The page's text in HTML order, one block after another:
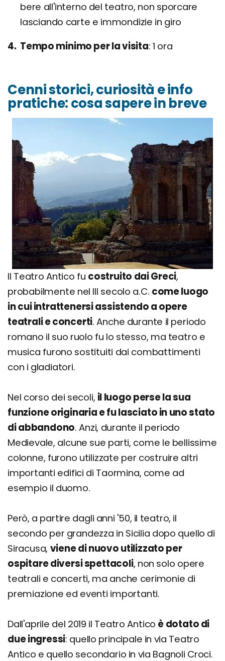
bere all'interno del teatro, non sporcare
lasciando carte e immondizie in giro
Tempo minimo per la visita 1 ora
Cenni storici, curiosità e info
pratiche: cosa sapere in breve
Il Teatro Antico fu costruito dai Greci,
probabilmente nel III secolo a.C. come luogo
in cui intrattenersi assistendo a opere
teatrali e concerti. Anche durante il periodo
romano il suo ruolo fu lo stesso, ma teatro e
musica furono sostituiti dai combattimenti
con i gladiatori.
Nel corso dei secoli, il luogo perse la sua
funzione originaria e fu lasciato in uno stato
di abbandono. Anzi, durante il periodo
Medievale, alcune sue parti, come le bellissime
colonne, furono utilizzate per costruire altri
importanti edifici di Taormina, come ad
esempio il duomo.
Però, a partire dagli anni '50, il teatro, il
secondo per grandezza in Sicilia dopo quello di
Siracusa, viene di nuovo utilizzato per
ospitare diversi spettacoli, non solo opere
teatrali e concerti, ma anche cerimonie di
premiazione ed eventi importanti.
Dall'aprile del 2019 il Teatro Antico è dotato di
due ingressi: quello principale in via Teatro
Antico e quello secondario in via Bagnoli Croci.